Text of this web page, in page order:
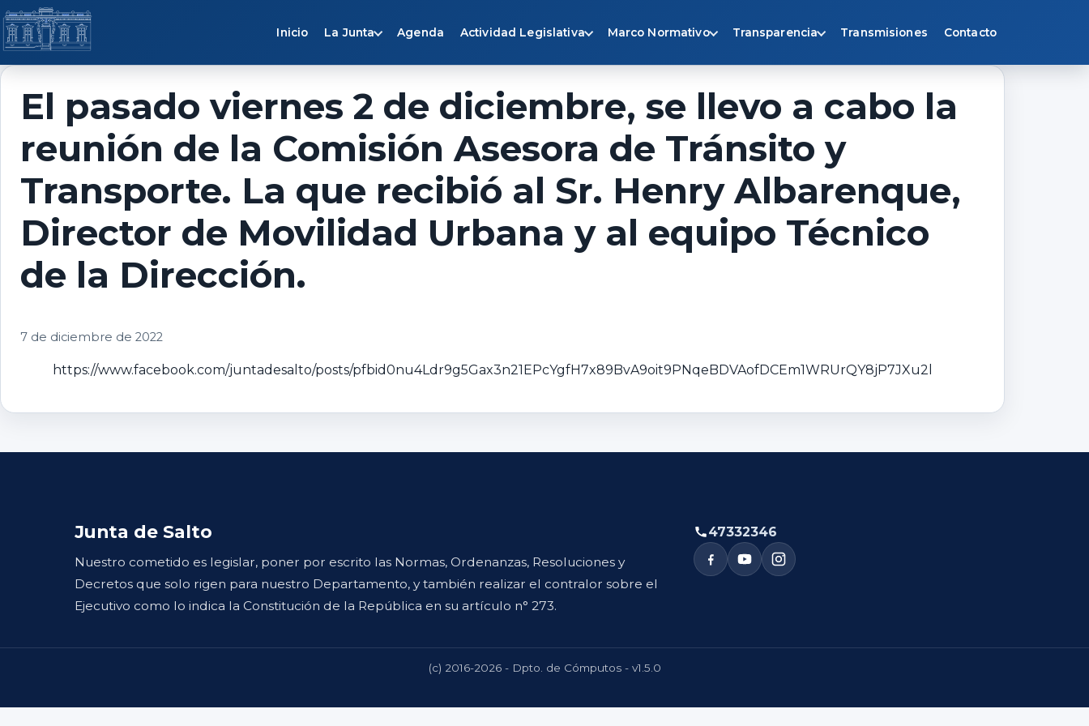
Saltar al contenido
Inicio La Junta Agenda Actividad Legislativa Marco Normativo Transparencia Transmisiones Contacto
El pasado viernes 2 de diciembre, se llevo a cabo la
reunión de la Comisión Asesora de Tránsito y
Transporte. La que recibió al Sr. Henry Albarenque,
Director de Movilidad Urbana y al equipo Técnico
de la Dirección.
7 de diciembre de 2022
https://www.facebook.com/juntadesalto/posts/pfbid0nu4Ldr9g5Gax3n21EPcYgfH7x89BvA9oit9PNqeBDVAofDCEm1WRUrQY8jP7JXu2l
Junta de Salto
Nuestro cometido es legislar, poner por escrito las Normas, Ordenanzas, Resoluciones y
Decretos que solo rigen para nuestro Departamento, y también realizar el contralor sobre el
Ejecutivo como lo indica la Constitución de la República en su artículo n° 273.
47332346
(c) 2016-2026 - Dpto. de Cómputos - v1.5.0